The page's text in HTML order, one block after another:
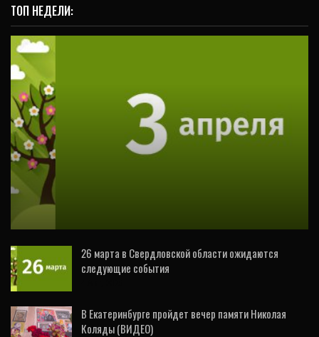
ТОП НЕДЕЛИ:
26 марта в Свердловской области ожидаются
следующие события
В Екатеринбурге пройдет вечер памяти Николая
Коляды (ВИДЕО)